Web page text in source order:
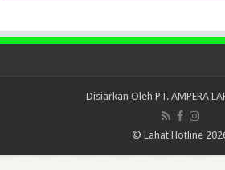
Disiarkan Oleh PT. AMPERA
© Lahat Hotline